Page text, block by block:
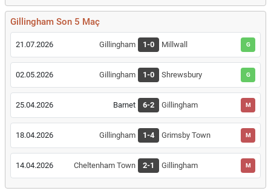
Gillingham Son 5 Maç
21.07.2026 Gillingham 1-0 Millwall G
02.05.2026 Gillingham 1-0 Shrewsbury G
25.04.2026 Barnet 6-2 Gillingham M
18.04.2026 Gillingham 1-4 Grimsby Town M
14.04.2026 Cheltenham Town 2-1 Gillingham M